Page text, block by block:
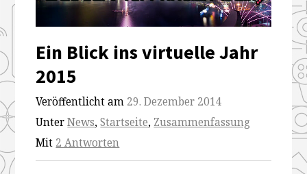
Ein Blick ins virtuelle Jahr
2015
Veröffentlicht am 29. Dezember 2014
UnterNews,Startseite, Zusammenfassung
Mit 2 Antworten